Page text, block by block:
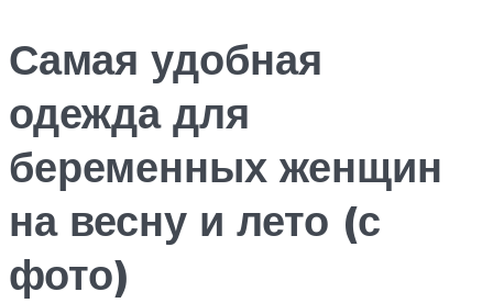
Самая удобная
одежда для
беременных женщин
на весну и лето (с
фото)